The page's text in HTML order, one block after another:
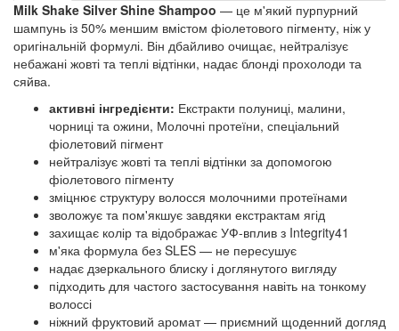
Milk Shake Silver Shine Shampoo — це м'який пурпурний
шампунь із 50% меншим вмістом фіолетового пігменту, ніж у
оригінальній формулі. Він дбайливо очищає, нейтралізує
небажані жовті та теплі відтінки, надає блонді прохолоди та
сяйва.
активні інгредієнти: Екстракти полуниці, малини,
чорниці та ожини, Молочні протеїни, спеціальний
фіолетовий пігмент
нейтралізує жовті та теплі відтінки за допомогою
фіолетового пігменту
зміцнює структуру волосся молочними протеїнами
зволожує та пом'якшує завдяки екстрактам ягід
захищає колір та відображає УФ-вплив з Integrity41
м'яка формула без SLES — не пересушує
надає дзеркального блиску і доглянутого вигляду
підходить для частого застосування навіть на тонкому
волоссі
ніжний фруктовий аромат — приємний щоденний догляд